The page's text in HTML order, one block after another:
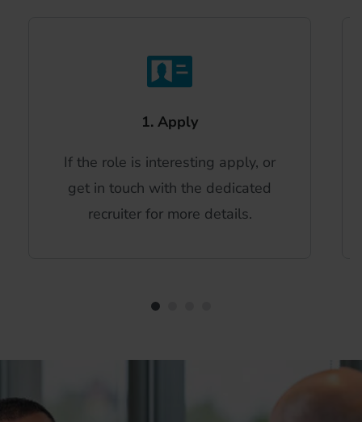
1. Apply
If the role is interesting apply, or
get in touch with the dedicated
recruiter for more details.